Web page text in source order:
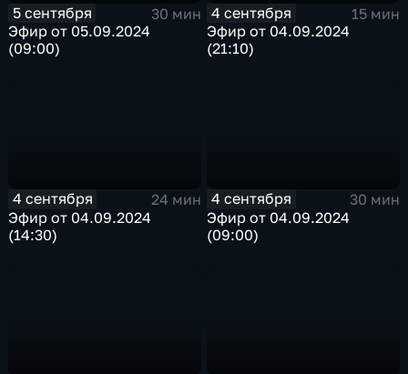
5 сентября
30 мин
Эфир от 05.09.2024
(09:00)
4 сентября
15 мин
Эфир от 04.09.2024
(21:10)
4 сентября
24 мин
Эфир от 04.09.2024
(14:30)
4 сентября
30 мин
Эфир от 04.09.2024
(09:00)